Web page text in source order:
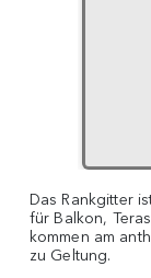
Das Rankgitter
für Balkon,
kommen am
zu Geltung.